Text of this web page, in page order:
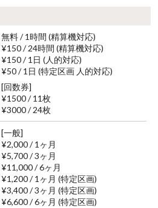
無料 / 1時間 (精算機対応)
¥150 / 24時間 (精算機対応)
¥150 / 1日 (人的対応)
¥50 / 1日 (特定区画 人的対応)
[回数券]
¥1500 / 11枚
¥3000 / 24枚
[一般]
¥2,000 / 1ヶ月
¥5,700 / 3ヶ月
¥11,000 / 6ヶ月
¥1,200 / 1ヶ月 (特定区画)
¥3,400 / 3ヶ月 (特定区画)
¥6,600 / 6ヶ月 (特定区画)